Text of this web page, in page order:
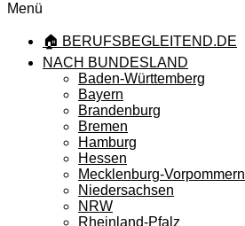
Menü
🏠 BERUFSBEGLEITEND.DE
NACH BUNDESLAND
Baden-Württemberg
Bayern
Brandenburg
Bremen
Hamburg
Hessen
Mecklenburg-Vorpommern
Niedersachsen
NRW
Rheinland-Pfalz